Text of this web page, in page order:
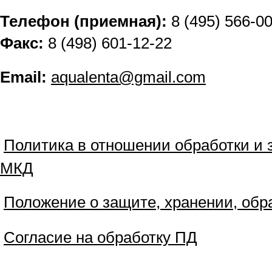
Телефон (приемная): 8 (495) 566-
Факс: 8 (498) 601-12-22
Email: aqualenta@gmail.com
Политика в отношении обработки
МКД
Положение о защите, хранении,
Согласие на обработку ПД